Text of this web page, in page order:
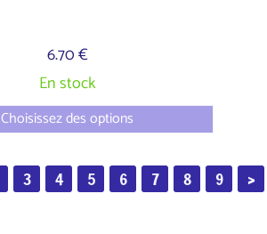
6.70 €
En stock
Choisissez des options
3 4 5 6 7 8 9 >